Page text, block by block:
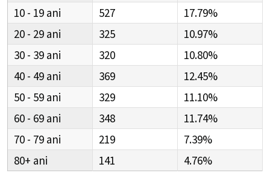
10 - 19
527
17.79%
20 - 29
325
10.97%
30 - 39
320
10.80%
40 - 49
369
12.45%
50 - 59
329
11.10%
60 - 69
348
11.74%
70 - 79
219
7.39%
80+
141 4.76%